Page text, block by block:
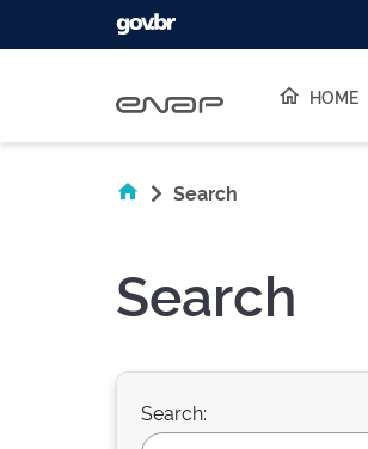
HOME
Search
Search
Search: